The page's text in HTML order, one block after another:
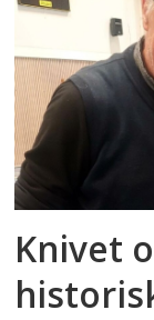
Knivet